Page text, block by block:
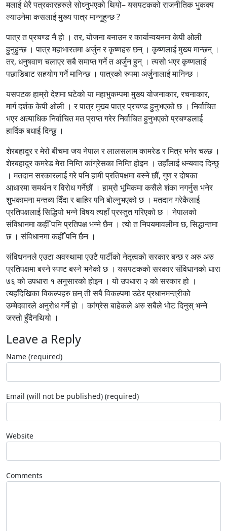
मलाई धेरै पत्रकारहरुले सोध्नुभएको थियो– यसपटकको राजनीतिक भुकक्प
ल्याउनेमा कसलाई मुख्य पात्र मान्नुहुन्छ ?
पात्र त प्रचण्ड नै हो । तर, योजना बनाउन र कार्यान्वयनमा केपी ओली
हुनुहुन्छ । पात्र महाभारतमा अर्जुन र कृष्णहरु छन् । कृष्णलाई मुख्य मान्छन् ।
तर, धनुषवाण चलाएर सबै समाप्त गर्ने त अर्जुन हुन् । त्यसो भएर कृष्णलाई
पछाडिबाट सहयोग गर्ने मानिन्छ । पात्रको रुपमा अर्जुनालाई मानिन्छ ।
यसपटक हाम्रो देशमा घटेको या महाभुकम्पमा मुख्य योजनाकार, रचनाकार,
मार्ग दर्शक केपी ओली । र पात्र मुख्य पात्र प्रचण्ड हुनुभएको छ । निर्वाचित
भएर अत्याधिक निर्वाचित मत प्राप्त गरेर निर्वाचित हुनुभएको प्रचण्डलाई
हार्दिक बधाई दिन्छु ।
शेरबहादुर र मेरो बीचमा जय नेपाल र लालसलाम कामरेड र मित्र भनेर चल्छ ।
शेरबहादुर कमरेड मेरा निम्ति कांग्रेसका निम्ति होइन । उहाँलाई धन्यवाद दिन्छु
। मतदान सरकारलाई गरे पनि हामी प्रतिपक्षमा बस्ने छौं, गुण र दोषका
आधारमा समर्थन र विरोध गर्नेछौं । हाम्रो भूमिकमा कसैले शंका नगर्नुस भनेर
शुभकामना मन्तव्य दिँदा र बाहिर पनि बोल्नुभएको छ । मतदान गरेकैलाई
प्रतिपक्षलाई सिद्धियो भन्ने विषय त्यहाँ प्रस्तुत गरिएको छ । नेपालको
संविधानमा कहीँ पनि प्रतिपक्ष भन्ने छैन । त्यो त निपयमावलीमा छ, सिद्धान्तमा
छ । संविधानमा कहीँ पनि छैन ।
संविधननले एउटा अवस्थामा एउटै पार्टीको नेतृत्वको सरकार बन्छ र अरु अरु
प्रतिपक्षमा बस्ने स्पष्ट बस्ने भनेको छ । यसपटकको सरकार संविधानको धारा
७६ को उपधारा १ अनुसारको होइन । यो उपधारा २ को सरकार हो ।
त्यहाँदेखिका विकल्पहरु छन् ती सबै विकल्पमा उठेर प्रधानमन्त्रीको
उम्मेदवारले अनुरोध गर्ने हो । कांग्रेस बाहेकले अरु सबैले भोट दिनुस् भन्ने
जस्तो हुँदैनथियो ।
Leave a Reply
Name (required)
Email (will not be published) (required)
Website
Comments